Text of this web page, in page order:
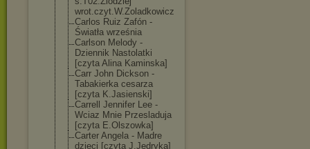
wrot.czyt.W.Zo ladkowicz
Carlos Ruiz Zafón -
Światła września
Carlson Melody -
Dziennik Nastolatki
[czyta Alina Kaminska]
Carr John Dickson -
Tabakierka cesarza
[czyta K.Jasienski]
Carrell Jennifer Lee -
Wciaz Mnie Przesladuja
[czyta E.Olszowka]
Carter Angela - Madre
dzieci [czyta J.Jedryka]